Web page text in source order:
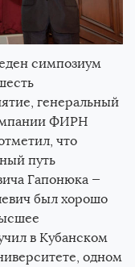
симпозиум
генеральный
ФИРН
что
путь
Гапонюка —
был хорошо
в Кубанском
одном